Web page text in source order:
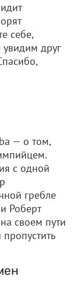
себе,
друг
— о том,
с одной
гребле
Роберт
своем пути